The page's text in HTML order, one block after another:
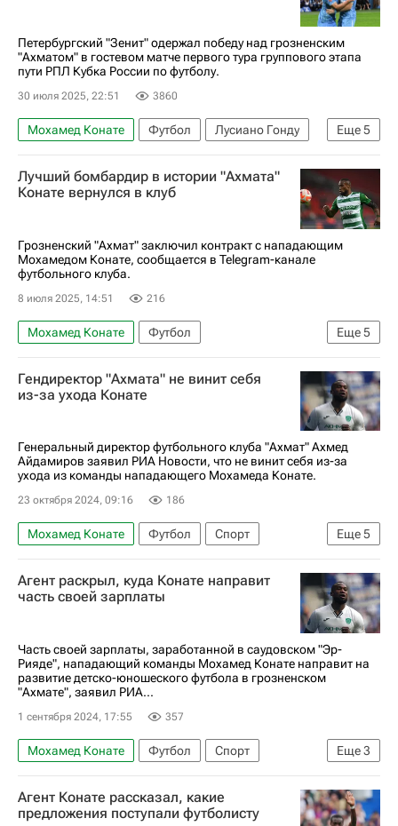
Петербургский "Зенит" одержал победу над грозненским
"Ахматом" в гостевом матче первого тура группового этапа
пути РПЛ Кубка России по футболу.
30 июля 2025, 22:51 3860
Еще5
Мохамед Конате Футбол
Лусиано Гонду
Кубок России по футболу
Арсен Адамов
Зенит
Ахмат Спорт
Лучший бомбардир в истории "Ахмата"
Конате вернулся в клуб
Грозненский "Ахмат" заключил контракт с нападающим
Мохамедом Конате, сообщается в Telegram-канале
футбольного клуба.
8 июля 2025, 14:51 216
Еще5
Мохамед Конате
Футбол
Олимпийские игры
Саудовская Аравия
Ахмат
Динамо Москва Эр-Рияд
Гендиректор "Ахмата" не винит себя
из-за ухода Конате
Генеральный директор футбольного клуба "Ахмат" Ахмед
Айдамиров заявил РИА Новости, что не винит себя из-за
ухода из команды нападающего Мохамеда Конате.
23 октября 2024, 09:16 186
Еще5
Мохамед Конате Футбол
Спорт
Россия
Ахмат
Эр-Рияд
РПЛ 2026-2027 (Чемпионат России по футболу)
Агент раскрыл, куда Конате направит
часть своей зарплаты
Часть своей зарплаты, заработанной в саудовском "Эр-
Рияде", нападающий команды Мохамед Конате направит на
развитие детско-юношеского футбола в грозненском
"Ахмате", заявил РИА...
1 сентября 2024, 17:55 357
Еще3
Мохамед Конате Футбол
Спорт
Дмитрий Селюк
Буркина-Фасо Ахмат
Агент Конате рассказал, какие
предложения поступали футболисту